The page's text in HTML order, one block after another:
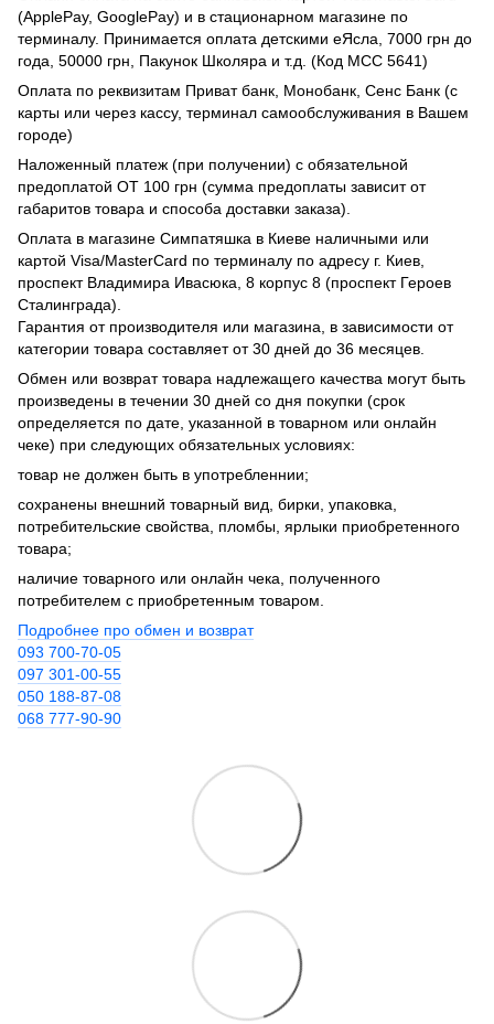
(ApplePay, GooglePay) и в стационарном магазине по
терминалу. Принимается оплата детскими еЯсла, 7000 грн до
года, 50000 грн, Пакунок Школяра и т.д. (Код МСС 5641)
Оплата по реквизитам Приват банк, Монобанк, Сенс Банк (с
карты или через кассу, терминал самообслуживания в Вашем
городе)
Наложенный платеж (при получении) с обязательной
предоплатой ОТ 100 грн (сумма предоплаты зависит от
габаритов товара и способа доставки заказа).
Оплата в магазине Симпатяшка в Киеве наличными или
картой Visa/MasterCard по терминалу по адресу г. Киев,
проспект Владимира Ивасюка, 8 корпус 8 (проспект Героев
Сталинграда).
Гарантия от производителя или магазина, в зависимости от
категории товара составляет от 30 дней до 36 месяцев.
Обмен или возврат товара надлежащего качества могут быть
произведены в течении 30 дней со дня покупки (срок
определяется по дате, указанной в товарном или онлайн
чеке) при следующих обязательных условиях:
товар не должен быть в употребленнии;
сохранены внешний товарный вид, бирки, упаковка,
потребительские свойства, пломбы, ярлыки приобретенного
товара;
наличие товарного или онлайн чека, полученного
потребителем с приобретенным товаром.
Подробнее про обмен и возврат
093 700-70-05
097 301-00-55
050 188-87-08
068 777-90-90